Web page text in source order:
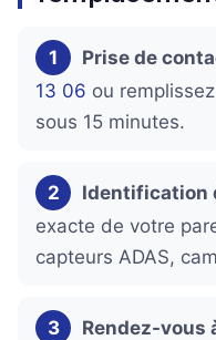
1 Prise de
13 06 ou
sous 15 minutes.
2 Identification
exacte de votre
capteurs ADAS,
3 Rendez-vous